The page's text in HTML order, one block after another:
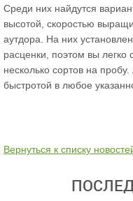
Среди них найдутся
высотой, скоростью
аутдора. На них
расценки, поэтом вы легко
несколько сортов на
быстротой в любое
Вернуться к списку